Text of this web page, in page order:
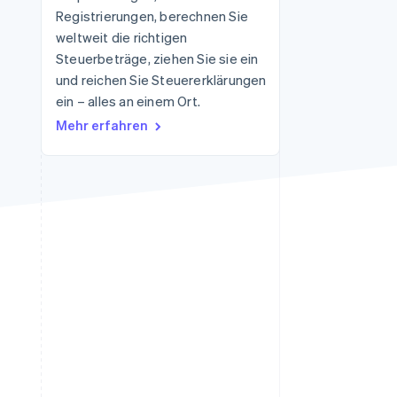
Stripe-Sessions 2026
Erfahren Sie, wie Stripe
Wirtschaftsinfrastruktur
für KI aufbaut.
Jetzt ansehen
Registrierungen, berechnen Sie
weltweit die richtigen
Steuerbeträge, ziehen Sie sie ein
und reichen Sie Steuererklärungen
ein – alles an einem Ort.
Mehr erfahren